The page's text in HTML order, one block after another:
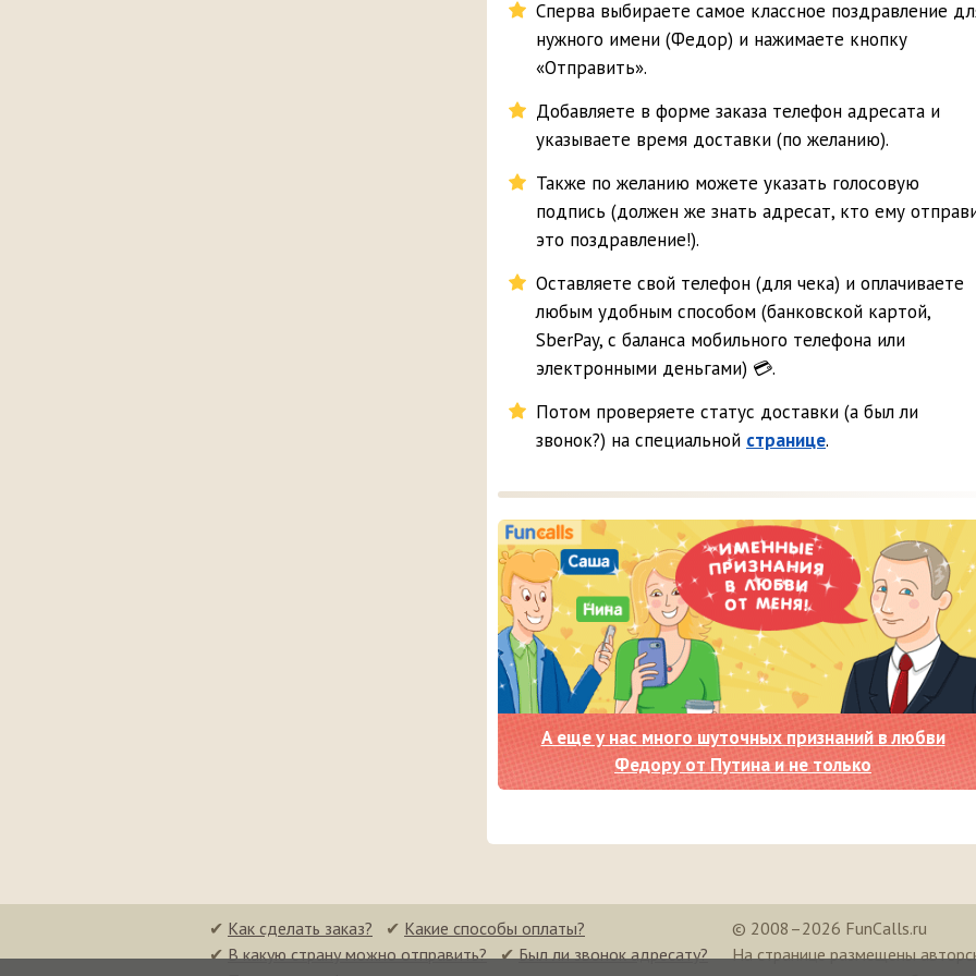
Сперва выбираете самое классное поздравление
нужного имени (Федор) и нажимаете кнопку
«Отправить».
Добавляете в форме заказа телефон адресата и
указываете время доставки (по желанию).
Также по желанию можете указать голосовую
подпись (должен же знать адресат, кто ему
это поздравление!).
Оставляете свой телефон (для чека) и оплачиваете
любым удобным способом (банковской картой,
SberPay, с баланса мобильного телефона или
электронными деньгами) 💳.
Потом проверяете статус доставки (а был ли
звонок?) на специальной странице.
А еще у нас много шуточных признаний в любви
Федору от Путина и не только
✔ Как сделать заказ? ✔ Какие способы оплаты?
✔В какую страну можно отправить? ✔Был ли звонок адресату?
© 2008–2026 FunCalls.ru
На странице размещены